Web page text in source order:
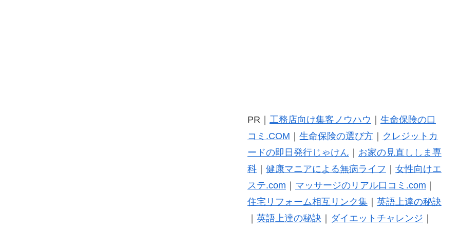
PR｜ 工務店向け集客ノウハウ
生命保険の口
コミ.COM
生命保険の選び方｜
クレジットカ
ードの即日発行じゃけん
お家の見直ししま専
科｜ 健康マニアによる無病ライフ
女性向けエ
ステ.com
マッサージのリアル口コミ.com
住宅リフォーム相互リンク集｜ 英語上達の秘訣
英語上達の秘訣 ダイエットチャレンジ